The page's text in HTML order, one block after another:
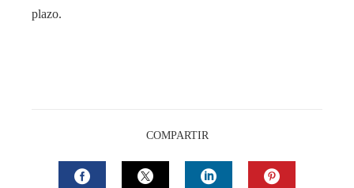
plazo.
COMPARTIR